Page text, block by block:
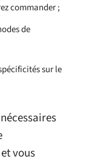
commander ;
de
sur le
vous